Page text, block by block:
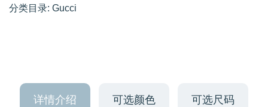
分类目录: Gucci
详情介绍 可选颜色 可选尺码